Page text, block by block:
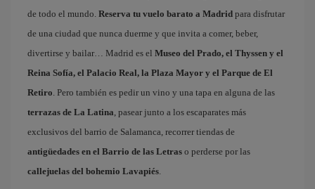
de todo el mundo. Reserva tu vuelo barato a Madrid para disfrutar
de una ciudad que nunca duerme y que invita a comer, beber,
divertirse y bailar… Madrid es el Museo del Prado, el Thyssen y el
Reina Sofía, el Palacio Real, la Plaza Mayor y el Parque de El
Retiro . Pero también es pedir un vino y una tapa en alguna de las
terrazas de La Latina , pasear junto a los escaparates más
exclusivos del barrio de Salamanca, recorrer tiendas de
antigüedades en el Barrio de las Letras o perderse por las
callejuelas del bohemio Lavapiés